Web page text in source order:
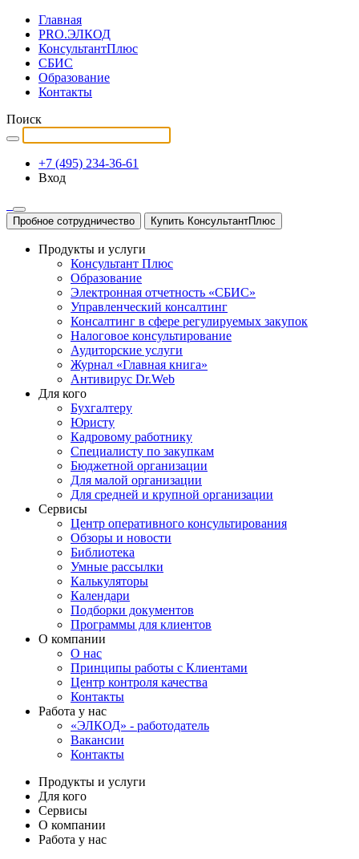
Главная
PRO.ЭЛКОД
КонсультантПлюс
СБИС
Образование
Контакты
Поиск
+7 (495) 234-36-61
Вход
Пробное сотрудничество Купить КонсультантПлюс
Продукты и услуги
Консультант Плюс
Образование
Электронная отчетность «СБИС»
Управленческий консалтинг
Консалтинг в сфере регулируемых закупок
Налоговое консультирование
Аудиторские услуги
Журнал «Главная книга»
Антивирус Dr.Web
Для кого
Бухгалтеру
Юристу
Кадровому работнику
Специалисту по закупкам
Бюджетной организации
Для малой организации
Для средней и крупной организации
Сервисы
Центр оперативного консультирования
Обзоры и новости
Библиотека
Умные рассылки
Калькуляторы
Календари
Подборки документов
Программы для клиентов
О компании
О нас
Принципы работы с Клиентами
Центр контроля качества
Контакты
Работа у нас
«ЭЛКОД» - работодатель
Вакансии
Контакты
Продукты и услуги
Для кого
Сервисы
О компании
Работа у нас